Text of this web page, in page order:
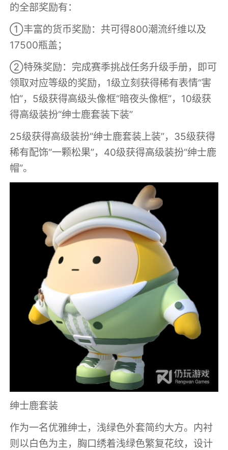
的全部奖励有：
①丰富的货币奖励：共可得800潮流纤维以及
17500瓶盖；
②特殊奖励：完成赛季挑战任务升级手册，即可
领取对应等级的奖励，1级立刻获得稀有表情“害
怕”，5级获得高级头像框“暗夜头像框”，10级获
得高级装扮“绅士鹿套装下装”
25级获得高级装扮“绅士鹿套装上装”，35级获得
稀有配饰“一颗松果”，40级获得高级装扮“绅士鹿
帽”。
绅士鹿套装
作为一名优雅绅士，浅绿色外套简约大方。内衬
则以白色为主，胸口绣着浅绿色繁复花纹，设计